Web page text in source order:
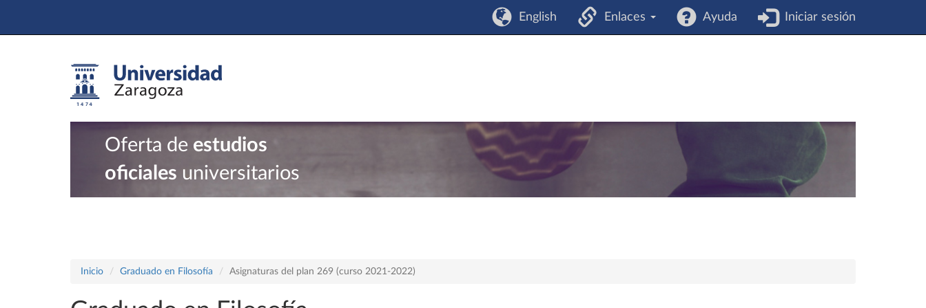
English Enlaces Ayuda Iniciar sesión
Oferta de estudios
oficiales universitarios
Inicio Graduado en Filosofía Asignaturas del plan 269 (curso 2021-2022)